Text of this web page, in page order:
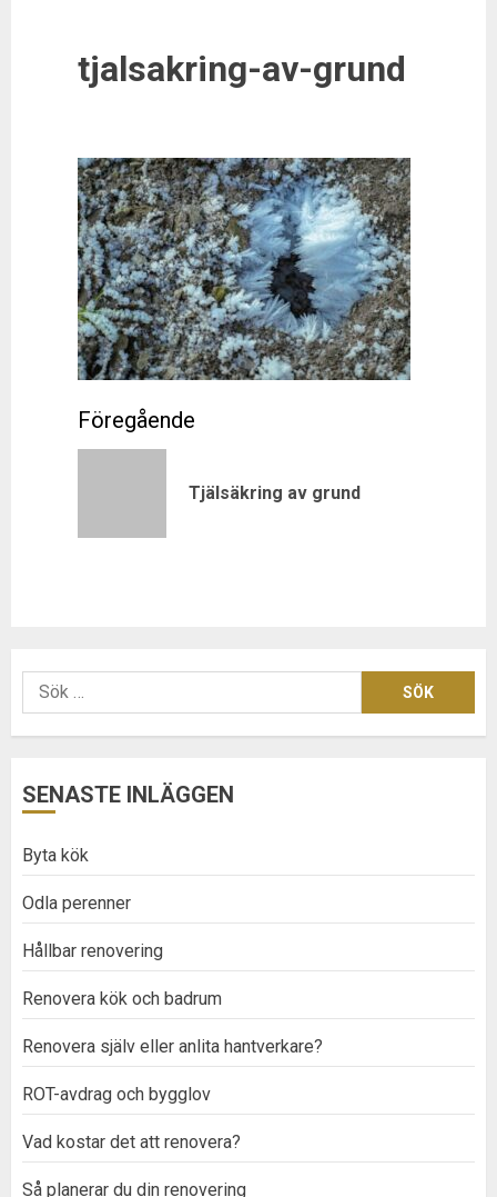
tjalsakring-av-grund
Post
Tjälsäkring av grund
Sök
efter:
SENASTE INLÄGGEN
Byta kök
Odla perenner
Hållbar renovering
Renovera kök och badrum
Renovera själv eller anlita hantverkare?
ROT-avdrag och bygglov
Vad kostar det att renovera?
Så planerar du din renovering